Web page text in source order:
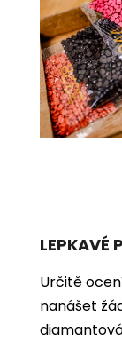
LEPKAVÉ
Určitě
nanášet